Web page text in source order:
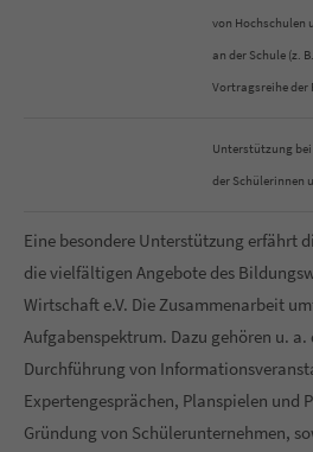
von Hochschulen
an der Schule (z.
Vortragsreihe der
Unterstützung
der Schülerinnen
Eine besondere Unterstützung erfährt
die vielfältigen Angebote des
Wirtschaft e.V. Die Zusammenarbeit
Aufgabenspektrum. Dazu gehören u.
Durchführung von
Expertengesprächen, Planspielen und
Gründung von Schülerunternehmen,